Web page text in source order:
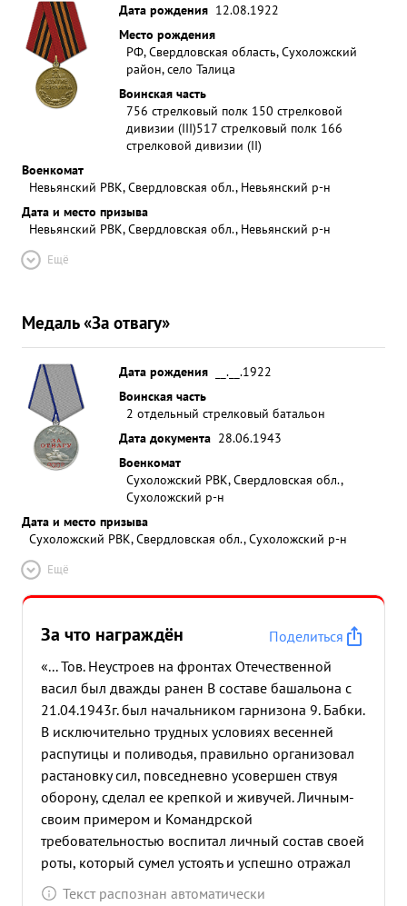
Дата рождения 12.08.1922
Место рождения
РФ, Свердловская область, Сухоложский
район, село Талица
Воинская часть
756 стрелковый полк 150 стрелковой
дивизии (III)517 стрелковый полк 166
стрелковой дивизии (II)
Военкомат
Невьянский РВК, Свердловская обл., Невьянский р-н
Дата и место призыва
Невьянский РВК, Свердловская обл., Невьянский р-н
Ещё
Медаль «За отвагу»
Дата рождения
__.__.1922
Воинская часть
2 отдельный стрелковый батальон
Дата документа 28.06.1943
Военкомат
Сухоложский РВК, Свердловская обл.,
Сухоложский р-н
Дата и место призыва
Сухоложский РВК, Свердловская обл., Сухоложский р-н
Ещё
За что награждён
Поделиться
«... Тов. Неустроев на фронтах Отечественной
васил был дважды ранен В составе башальона с
21.04.1943г. был начальником гарнизона 9. Бабки.
В исключительно трудных условиях весенней
распутицы и поливодья, правильно организовал
растановку сил, повседневно усовершен ствуя
оборону, сделал ее крепкой и живучей. Личным-
своим примером и Командрской
требовательностью воспитал личный состав своей
роты, который сумел устоять и успешно отражал
попытки противника нарушить оборону
Текст распознан автоматически